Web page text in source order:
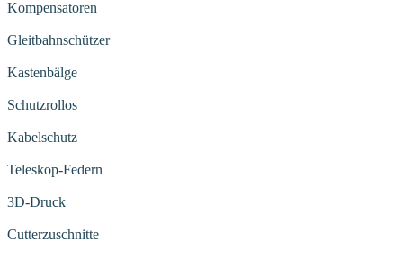
Kompensatoren
Gleitbahnschützer
Kastenbälge
Schutzrollos
Kabelschutz
Teleskop-Federn
3D-Druck
Cutterzuschnitte